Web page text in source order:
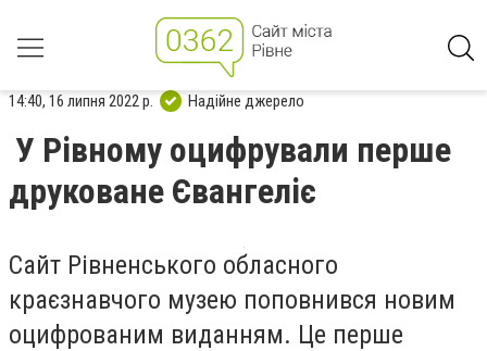
14:40, 16 липня 2022 р. Надійне джерело
У Рівному оцифрували перше
друковане Євангеліє
Сайт Рівненського обласного
краєзнавчого музею поповнився новим
оцифрованим виданням. Це перше